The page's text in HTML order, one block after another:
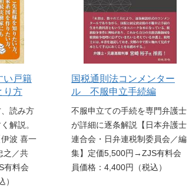
戸籍
り方
読み方
解説。
波 喜一
之／共
有料会
）
国税通則法コンメンター
ル 不服申立手続編
不服申立ての手続を専門弁護士
が詳細に逐条解説【日本弁護士
連合会・日弁連税制委員会／編
集】定価5,500円→ZJS有料会
員価格：4,400円（税込）